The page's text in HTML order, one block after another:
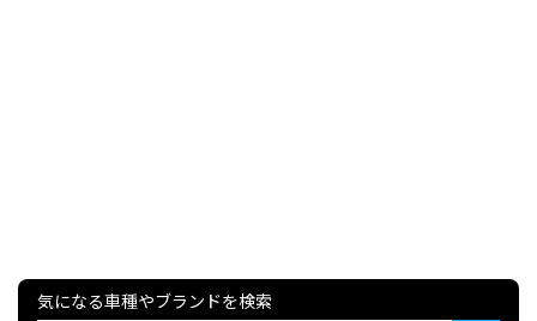
気になる車種やブランドを検索